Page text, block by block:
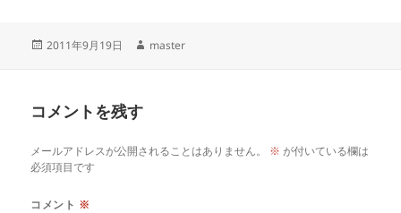
投
2011年9月19日
作
master
コメントを残す
メールアドレスが公開されることはありません。 ※ が付いている欄は
必須項目です
コメント ※